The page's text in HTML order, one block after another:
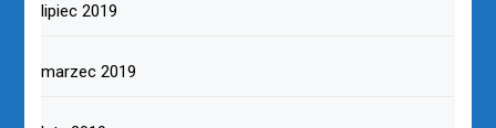
lipiec 2019
marzec 2019